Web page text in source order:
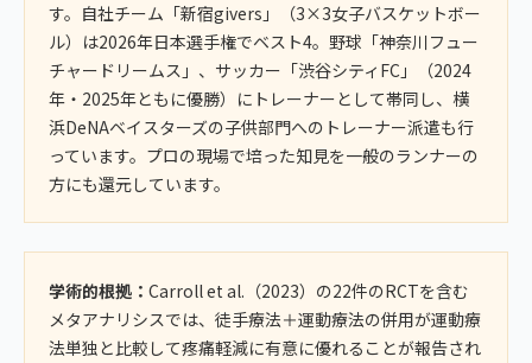
す。自社チーム「新宿givers」（3×3女子バスケットボー
ル）は2026年日本選手権でベスト4。野球「神奈川フュー
チャードリームス」、サッカー「渋谷シティFC」（2024
年・2025年ともに優勝）にトレーナーとして帯同し、横
浜DeNAベイスターズの子供部門へのトレーナー派遣も行
っています。プロの現場で培った知見を一般のランナーの
方にも還元しています。
学術的根拠： Carroll et al.（2023）の22件のRCTを含む
メタアナリシスでは、徒手療法＋運動療法の併用が運動療
法単独と比較して疼痛軽減に有意に優れることが報告され